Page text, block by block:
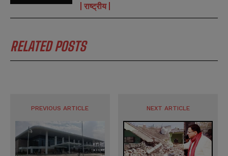
राष्ट्रीय
RELATED POSTS
PREVIOUS ARTICLE NEXT ARTICLE